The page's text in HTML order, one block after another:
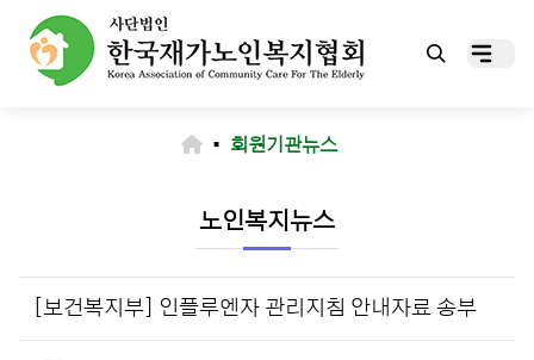
▪ 회원기관뉴스
노인복지뉴스
[보건복지부] 인플루엔자 관리지침 안내자료 송부